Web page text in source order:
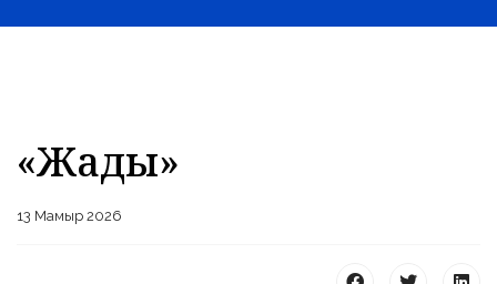
«Жады»
13 Мамыр 2026